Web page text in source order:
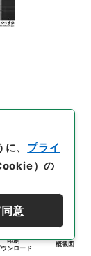
印刷
ウンロード
概観図
、 プライ
）の
意